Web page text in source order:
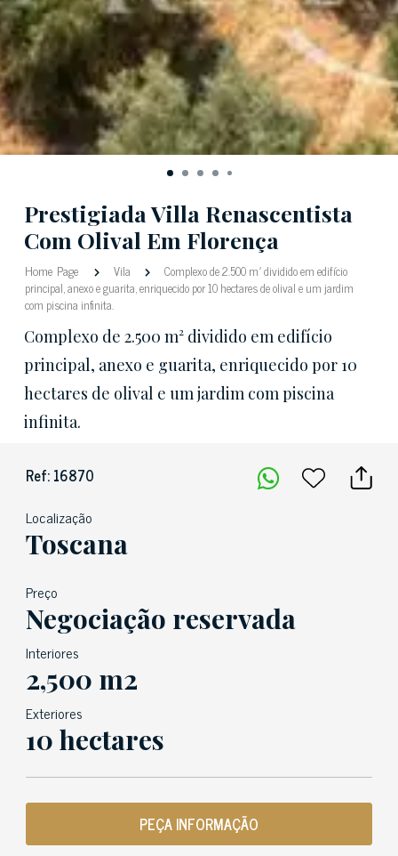
Prestigiada Villa Renascentista
Com Olival Em Florença
Home Page Vila
Complexo de 2.500 m² dividido em edifício
principal, anexo e guarita, enriquecido por 10 hectares de olival e um jardim
com piscina infinita.
Complexo de 2.500 m² dividido em edifício
principal, anexo e guarita, enriquecido por 10
hectares de olival e um jardim com piscina
infinita.
Ref: 16870
Localização
Toscana
Preço
Negociação reservada
Interiores
2,500 m2
Exteriores
10 hectares
PEÇA INFORMAÇÃO